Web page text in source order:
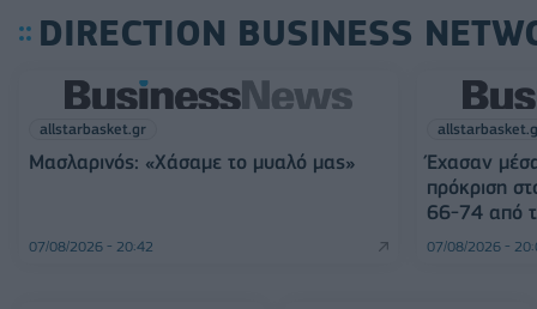
DIRECTION BUSINESS
allstarbasket.gr
Μασλαρινός: «Χάσαμε το μυαλό μας»
07/08/2026 - 20:42
Έχασαν
πρόκριση
66-74 από
07/08/2026 -